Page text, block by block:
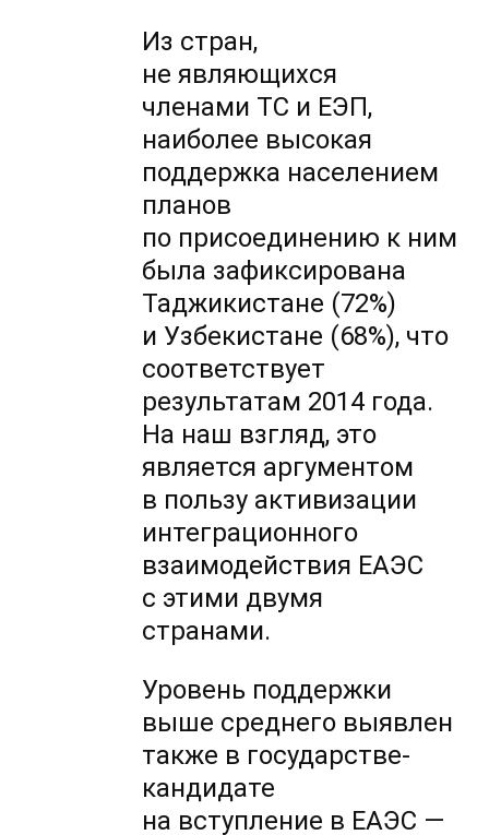
Из стран,
не являющихся
членами ТС и ЕЭП,
наиболее высокая
поддержка населением
планов
по присоединению к ним
была зафиксирована
Таджикистане (72%)
и Узбекистане (68%), что
соответствует
результатам 2014 года.
На наш взгляд, это
является аргументом
в пользу активизации
интеграционного
взаимодействия ЕАЭС
с этими двумя
странами.
Уровень поддержки
выше среднего выявлен
также в государстве-
кандидате
на вступление в ЕАЭС —